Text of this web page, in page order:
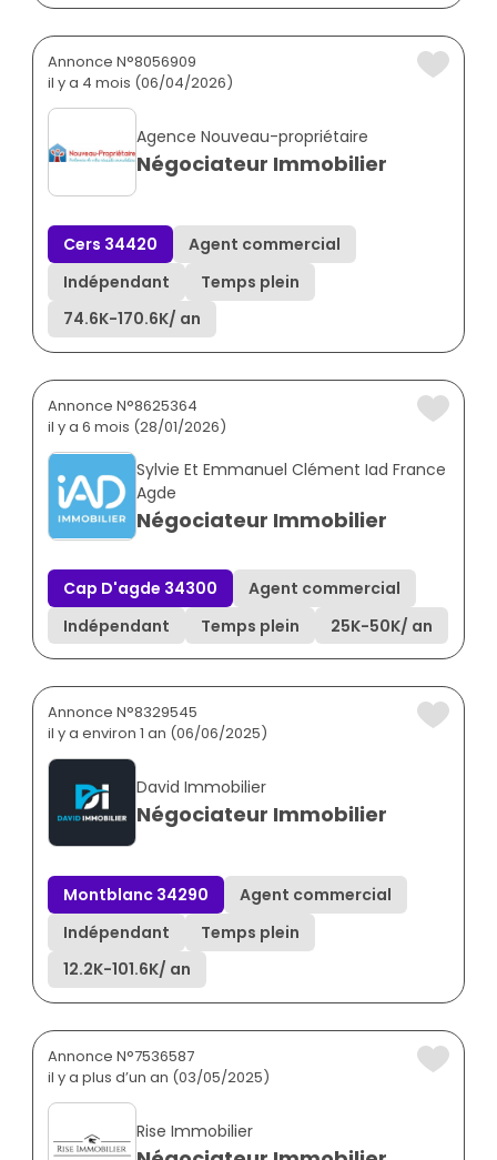
Annonce N°8056909
il y a 4 mois (06/04/2026)
Agence Nouveau-propriétaire
Négociateur Immobilier
Cers 34420
Agent commercial
Indépendant
Temps plein
74.6K-170.6K/ an
Annonce N°8625364
il y a 6 mois (28/01/2026)
Sylvie Et Emmanuel Clément Iad France
Agde
Négociateur Immobilier
Cap D'agde 34300
Agent commercial
Indépendant
Temps plein 25K-50K/ an
Annonce N°8329545
il y a environ 1 an (06/06/2025)
David Immobilier
Négociateur Immobilier
Montblanc 34290
Agent commercial
Indépendant
Temps plein
12.2K-101.6K/ an
Annonce N°7536587
il y a plus d’un an (03/05/2025)
Rise Immobilier